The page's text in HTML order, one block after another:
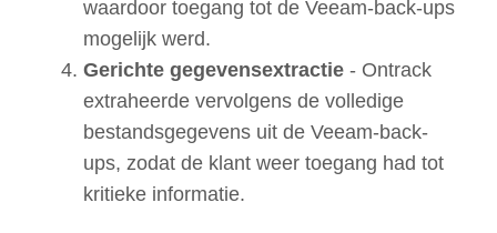
waardoor toegang tot de Veeam-back-ups
mogelijk werd.
Gerichte gegevensextractie - Ontrack
extraheerde vervolgens de volledige
bestandsgegevens uit de Veeam-back-
ups, zodat de klant weer toegang had tot
kritieke informatie.